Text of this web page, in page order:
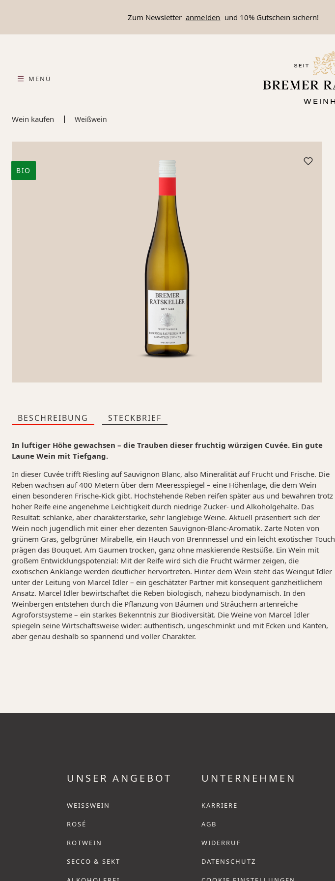
Zum Newsletter anmelden und 10% Gutschein sichern!
MENÜ
Wein kaufen Weißwein
BIO
BESCHREIBUNG STECKBRIEF
In luftiger Höhe gewachsen – die Trauben dieser fruchtig würzigen Cuvée. Ein gute
Laune Wein mit Tiefgang.
In dieser Cuvée trifft Riesling auf Sauvignon Blanc, also Mineralität auf Frucht und Frische. Die
Reben wachsen auf 400 Metern über dem Meeresspiegel – eine Höhenlage, die dem Wein
einen besonderen Frische-Kick gibt. Hochstehende Reben reifen später aus und bewahren trotz
hoher Reife eine angenehme Leichtigkeit durch niedrige Zucker- und Alkoholgehalte. Das
Resultat: schlanke, aber charakterstarke, sehr langlebige Weine. Aktuell präsentiert sich der
Wein noch jugendlich mit einer eher dezenten Sauvignon-Blanc-Aromatik. Zarte Noten von
grünem Gras, gelbgrüner Mirabelle, ein Hauch von Brennnessel und ein leicht exotischer Touch
prägen das Bouquet. Am Gaumen trocken, ganz ohne maskierende Restsüße. Ein Wein mit
großem Entwicklungspotenzial: Mit der Reife wird sich die Frucht wärmer zeigen, die
exotischen Anklänge werden deutlicher hervortreten. Hinter dem Wein steht das Weingut Idler
unter der Leitung von Marcel Idler – ein geschätzter Partner mit konsequent ganzheitlichem
Ansatz. Marcel Idler bewirtschaftet die Reben biologisch, nahezu biodynamisch. In den
Weinbergen entstehen durch die Pflanzung von Bäumen und Sträuchern artenreiche
Agroforstsysteme – ein starkes Bekenntnis zur Biodiversität. Die Weine von Marcel Idler
spiegeln seine Wirtschaftsweise wider: authentisch, ungeschminkt und mit Ecken und Kanten,
aber genau deshalb so spannend und voller Charakter.
UNSER ANGEBOT
WEISSWEIN
ROSÉ
ROTWEIN
SECCO & SEKT
UNTERNEHMEN
KARRIERE
AGB
WIDERRUF
DATENSCHUTZ